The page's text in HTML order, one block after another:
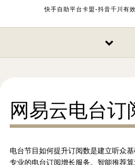
快手自助平台卡盟-抖音千川有
网易云电台订
电台节目如何提升订阅数是建立听众
专业的电台订阅增长服务。智能推荐